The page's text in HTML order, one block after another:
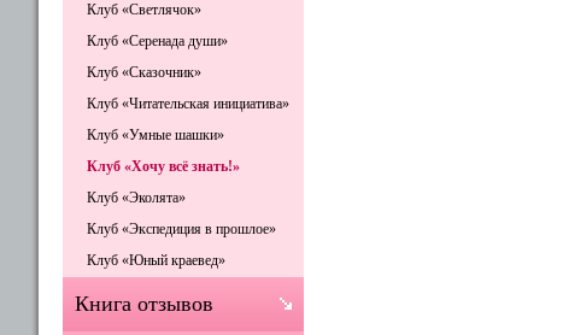
Клуб «Светлячок»
Клуб «Серенада души»
Клуб «Сказочник»
Клуб «Читательская инициатива»
Клуб «Умные шашки»
Клуб «Хочу всё знать!»
Клуб «Эколята»
Клуб «Экспедиция в прошлое»
Клуб «Юный краевед»
Книга отзывов